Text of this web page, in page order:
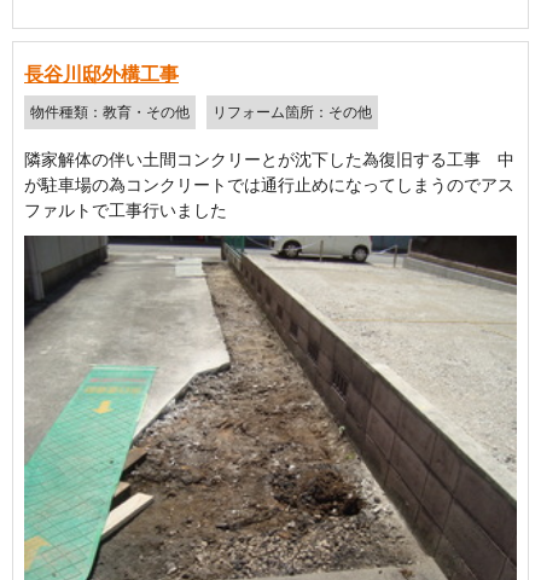
長谷川邸外構工事
物件種類：教育・その他 リフォーム箇所：その他
隣家解体の伴い土間コンクリーとが沈下した為復旧する工事 中
が駐車場の為コンクリートでは通行止めになってしまうのでアス
ファルトで工事行いました